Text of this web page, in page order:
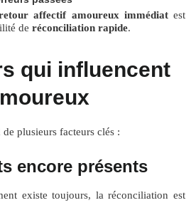
affectif amoureux immédiatest
de réconciliation rapide.
qui influencent
plusieurs facteurs clés :
encore présents
existe toujours, la réconciliation est